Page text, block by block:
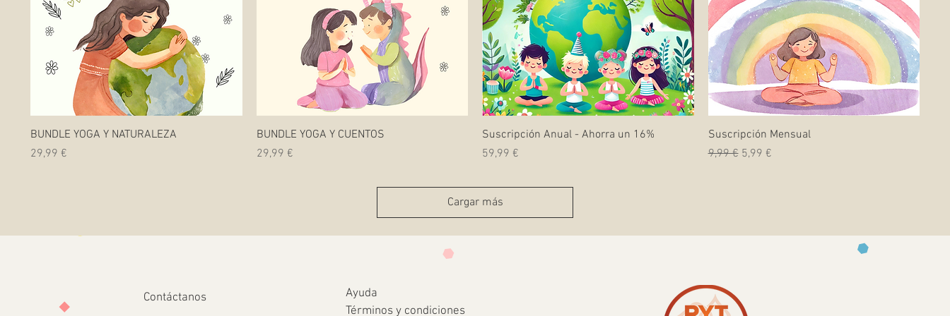
Vista rápida
BUNDLE YOGA Y NATURALEZA
Precio
29,99 €
Vista rápida
BUNDLE YOGA Y CUENTOS
Precio
29,99 €
Vista rápida
Suscripción Anual - Ahorra un 16%
Precio
59,99 €
Vista rápida
Suscripción Mensual
Precio
9,99 € Precio de oferta
5,99 €
Cargar más
Contáctanos
Ayuda
Términos y condiciones